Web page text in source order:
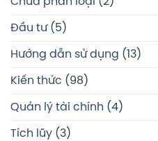
Đầu tư(5)
Hướng dẫn sử dụng (13)
Kiến thức (98)
Quản lý tài chính (4)
Tích lũy (3)